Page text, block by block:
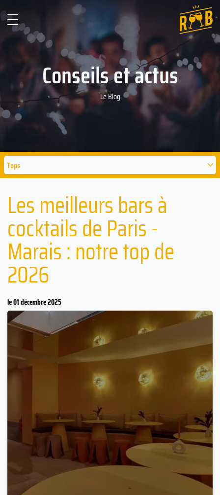
Conseils et actus
Le Blog
Tops
Les meilleurs bars à
cocktails de Paris -
Marais : notre top de
2026
le 01 décembre 2025